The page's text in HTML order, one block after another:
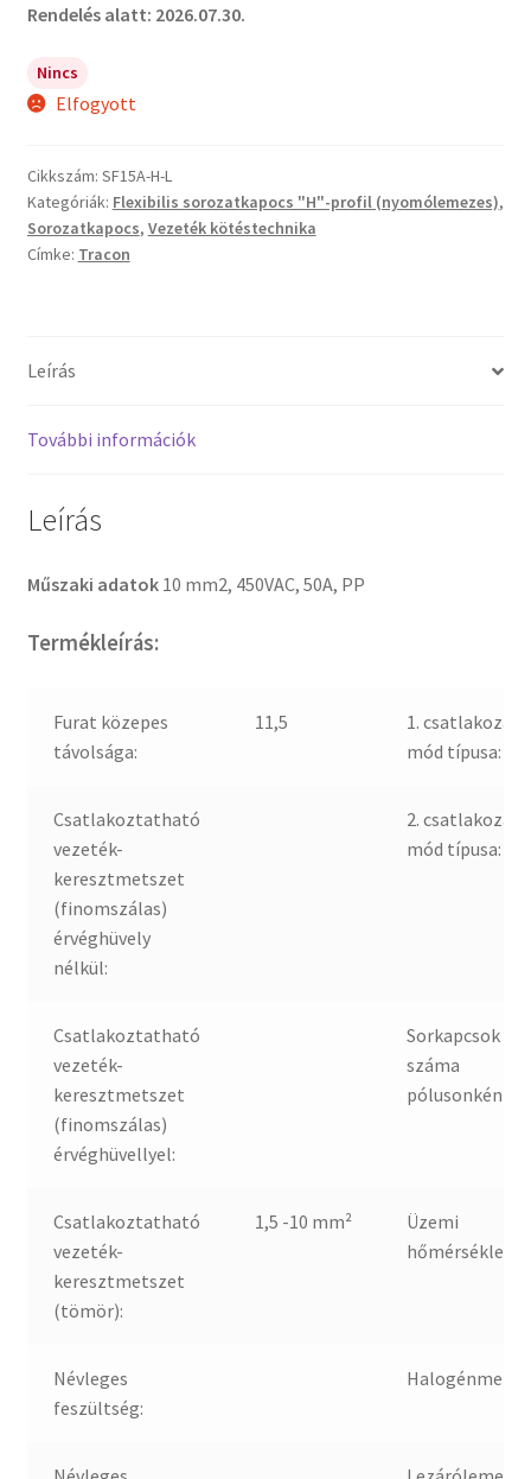
Rendelés alatt: 2026.07.30.
Nincs
Elfogyott
Cikkszám: SF15A-H-L
Kategóriák: Flexibilis sorozatkapocs "H"-profil (nyomólemezes),
Sorozatkapocs, Vezeték kötéstechnika
Címke: Tracon
Leírás
További információk
Leírás
Műszaki adatok 10 mm2, 450VAC, 50A, PP
Termékleírás:
Furat közepes
távolsága:
11,5
1. csatlakozási
mód típusa:
Csatlakoztatható
vezeték-
keresztmetszet
(finomszálas)
érvéghüvely
nélkül:
2. csatlakozási
mód típusa:
Csatlakoztatható
vezeték-
keresztmetszet
(finomszálas)
érvéghüvellyel:
Sorkapcsok
száma
pólusonként:
Csatlakoztatható
vezeték-
keresztmetszet
(tömör):
1,5 -10 mm²
Üzemi
hőmérséklet:
Névleges
feszültség: